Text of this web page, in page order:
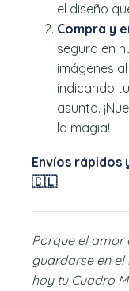
el diseño
Compra y
segura en
imágenes
indicando tu
asunto.
la magia!
Envíos rápidos
🇨🇱
Porque el amor
guardarse en el
hoy tu Cuadro